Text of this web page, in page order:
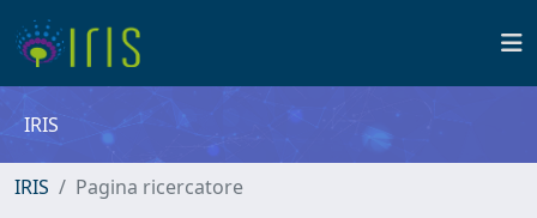
IRIS
IRIS Pagina ricercatore